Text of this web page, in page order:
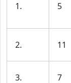
1. 5
2. 11
3. 7